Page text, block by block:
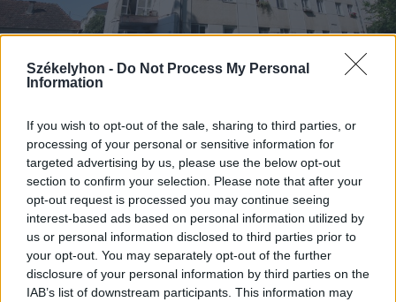
Székelyhon - Do Not Process My Personal
Information
If you wish to opt-out of the sale, sharing to third parties, or
processing of your personal or sensitive information for
targeted advertising by us, please use the below opt-out
section to confirm your selection. Please note that after your
opt-out request is processed you may continue seeing
interest-based ads based on personal information utilized by
us or personal information disclosed to third parties prior to
your opt-out. You may separately opt-out of the further
disclosure of your personal information by third parties on the
IAB’s list of downstream participants. This information may
2026. augusztus 05., szerda
Agresszió, tartozások és javítások
a székelyudvarhelyi szociális
tömbházakban